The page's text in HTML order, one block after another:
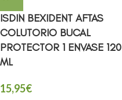
ISDIN BEXIDENT AFTAS
COLUTORIO BUCAL
PROTECTOR 1 ENVASE 120
ML
15,95€